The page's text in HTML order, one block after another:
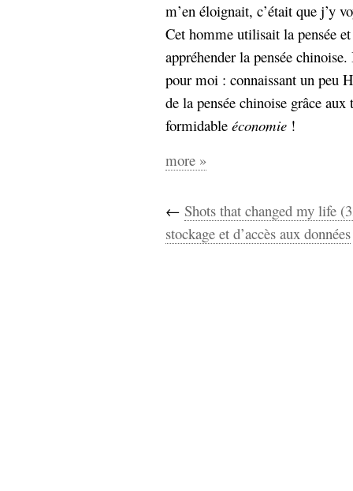
m’en éloignait, c’était que j’y
Cet homme utilisait la pensée
appréhender la pensée
pour moi : connaissant un peu
de la pensée chinoise grâce
formidable économie !
more »
← Shots that changed my life
stockage et d’accès aux données